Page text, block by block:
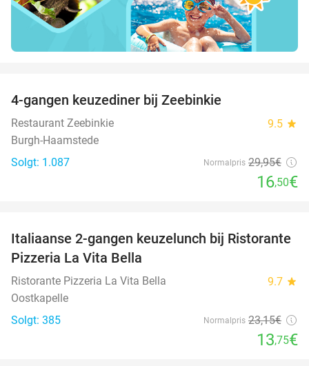
4-gangen keuzediner bij Zeebinkie
Restaurant Zeebinkie 9.5 star
Burgh-Haamstede
Solgt: 1.087
Normalpris 29,95€
16,50€
41%
Italiaanse 2-gangen keuzelunch bij Ristorante
Pizzeria La Vita Bella
Ristorante Pizzeria La Vita Bella 9.7 star
Oostkapelle
Solgt: 385
Normalpris 23,15€
13,75€